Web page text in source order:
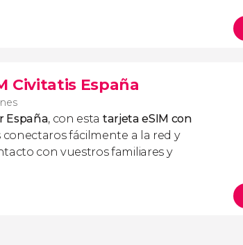
Civitatis España
España, con esta tarjeta eSIM con
conectaros fácilmente a la red y
con vuestros familiares y